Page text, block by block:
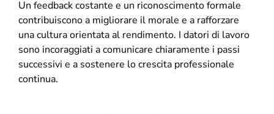
Un feedback costante e un riconoscimento formale
contribuiscono a migliorare il morale e a rafforzare
una cultura orientata al rendimento. I datori di lavoro
sono incoraggiati a comunicare chiaramente i passi
successivi e a sostenere lo crescita professionale
continua.